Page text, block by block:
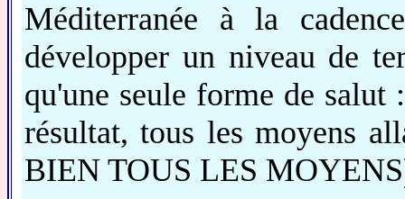
Méditerranée à la
développer un niveau de
qu'une seule forme de
résultat, tous les moyens
BIEN TOUS LES